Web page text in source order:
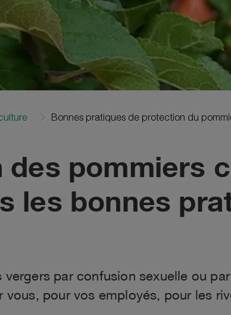
Bonnes pratiques de protection du
pommiers
les bonnes
par confusion sexuelle ou
vous, pour vos employés, pour les